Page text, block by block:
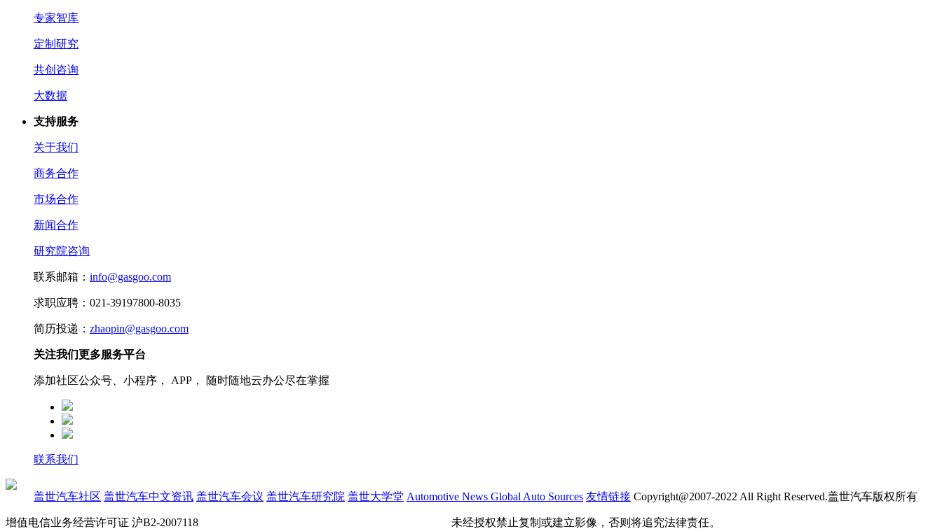
专家智库
定制研究
共创咨询
大数据
支持服务
关于我们
商务合作
市场合作
新闻合作
研究院咨询
联系邮箱： info@gasgoo.com
求职应聘：021-39197800-8035
简历投递： zhaopin@gasgoo.com
关注我们更多服务平台
添加社区公众号、小程序， APP， 随时随地云办公尽在掌握
联系我们
盖世汽车社区 盖世汽车中文资讯 盖世汽车会议 盖世汽车研究院 盖世大学堂 Automotive News Global Auto Sources 友情链接 Copyright@2007-2022 All Right Reserved.盖世汽车版权所有
增值电信业务经营许可证 沪B2-2007118 未经授权禁止复制或建立影像，否则将追究法律责任。